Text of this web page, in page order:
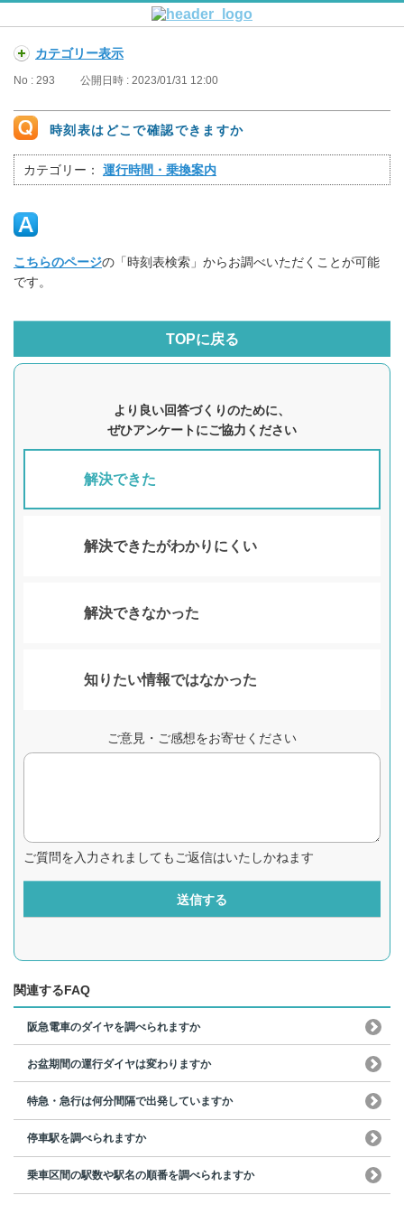
カテゴリー表示
No : 293 公開日時 : 2023/01/31 12:00
時刻表はどこで確認できますか
カテゴリー： 運行時間・乗換案内
こちらのページの「時刻表検索」からお調べいただくことが可能
です。
TOPに戻る
より良い回答づくりのために、
ぜひアンケートにご協力ください
解決できた
解決できたがわかりにくい
解決できなかった
知りたい情報ではなかった
ご意見・ご感想をお寄せください
ご質問を入力されましてもご返信はいたしかねます
送信する
関連するFAQ
阪急電車のダイヤを調べられますか
お盆期間の運行ダイヤは変わりますか
特急・急行は何分間隔で出発していますか
停車駅を調べられますか
乗車区間の駅数や駅名の順番を調べられますか